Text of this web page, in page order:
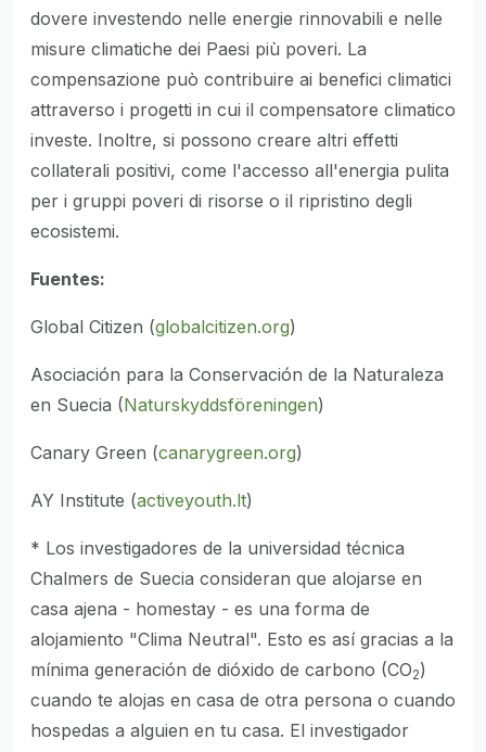
dovere investendo nelle energie rinnovabili e nelle
misure climatiche dei Paesi più poveri. La
compensazione può contribuire ai benefici climatici
attraverso i progetti in cui il compensatore climatico
investe. Inoltre, si possono creare altri effetti
collaterali positivi, come l'accesso all'energia pulita
per i gruppi poveri di risorse o il ripristino degli
ecosistemi.
Fuentes:
Global Citizen (globalcitizen.org)
Asociación para la Conservación de la Naturaleza
en Suecia (Naturskyddsföreningen)
Canary Green (canarygreen.org)
AY Institute (activeyouth.lt)
* Los investigadores de la universidad técnica
Chalmers de Suecia consideran que alojarse en
casa ajena - homestay - es una forma de
alojamiento "Clima Neutral". Esto es así gracias a la
mínima generación de dióxido de carbono (CO2)
cuando te alojas en casa de otra persona o cuando
hospedas a alguien en tu casa. El investigador